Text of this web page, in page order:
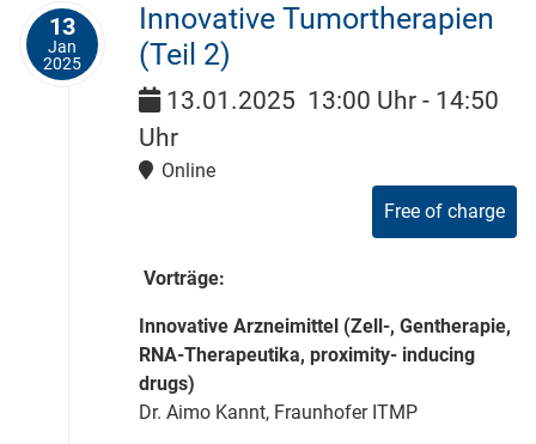
13
Jan
2025
Innovative Tumortherapien
(Teil 2)
13.01.2025 13:00 Uhr - 14:50
Uhr
Online
Free of charge
Vorträge:
Innovative Arzneimittel (Zell-, Gentherapie,
RNA-Therapeutika, proximity- inducing
drugs)
Dr. Aimo Kannt, Fraunhofer ITMP